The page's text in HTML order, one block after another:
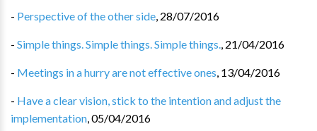
- Perspective of the other side, 28/07/2016
- Simple things. Simple things. Simple things., 21/04/2016
- Meetings in a hurry are not effective ones, 13/04/2016
- Have a clear vision, stick to the intention and adjust the
implementation,05/04/2016